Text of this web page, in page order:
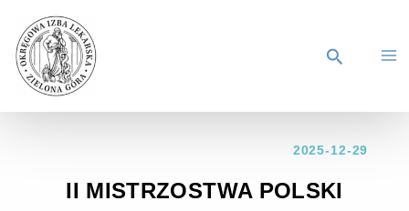
2025-12-29
II MISTRZOSTWA POLSKI